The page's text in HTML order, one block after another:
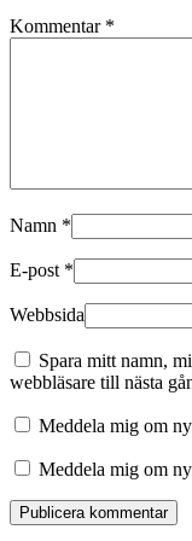
Kommentar *
Namn *
E-post *
Webbsida
Spara mitt namn,
webbläsare till nästa
Meddela mig om
Meddela mig om